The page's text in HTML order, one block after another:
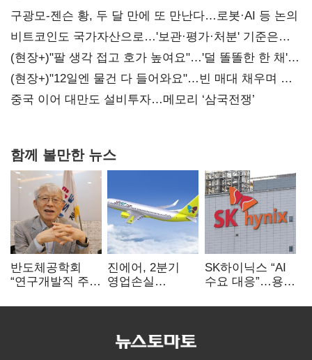
구광모-젠슨 황, 두 달 만에 또 만난다…로봇·AI 등 논의
비트코인도 국가자산으로…'보관·평가·처분' 기준은
숙제
(현장+)"팔 생각 접고 호가 높여요"…'덜 똘똘한 한 채'
20억 키맞추기
(현장+)"12일엔 물건 다 들어와요"…빈 매대 채우며 문
연 홈플러스
중국 이어 대만도 설비투자…메모리 ‘삼국전쟁’
함께 볼만한 뉴스
반도체공학회
“연구개발직 주
개선해야”
진에어, 2분기
영업손실
상승 여파
SK하이닉스 “AI
수요 대응”…용인
투자